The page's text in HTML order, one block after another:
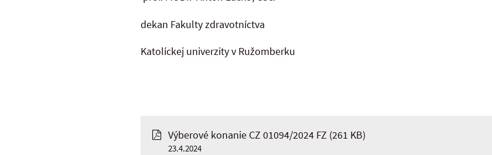
dekan Fakulty zdravotníctva
Katolíckej univerzity v Ružomberku
Výberové konanie CZ 01094/2024 FZ (261 KB)
23.4.2024